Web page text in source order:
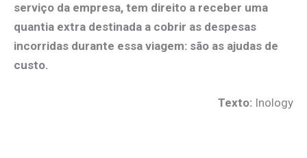
serviço da empresa, tem direito a receber uma
quantia extra destinada a cobrir as despesas
incorridas durante essa viagem: são as ajudas de
custo.
Texto: Inology